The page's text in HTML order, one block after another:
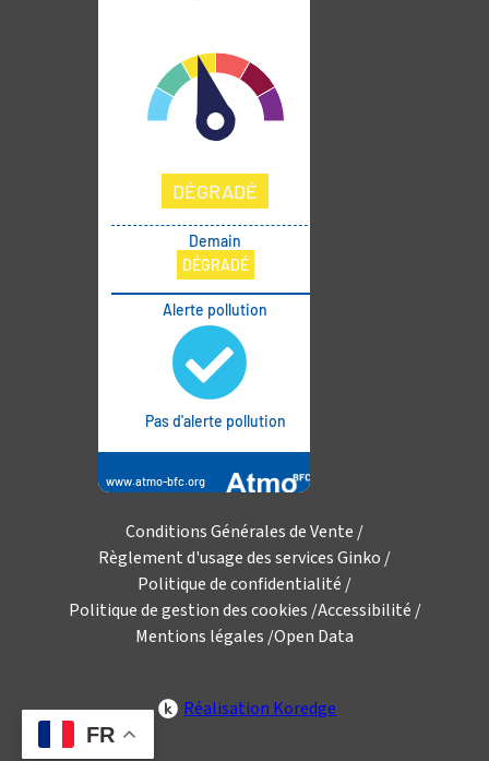
FR
Conditions Générales de Vente
Règlement d'usage des services Ginko
Politique de confidentialité
Politique de gestion des cookies Accessibilité
Mentions légales Open Data
Réalisation Koredge